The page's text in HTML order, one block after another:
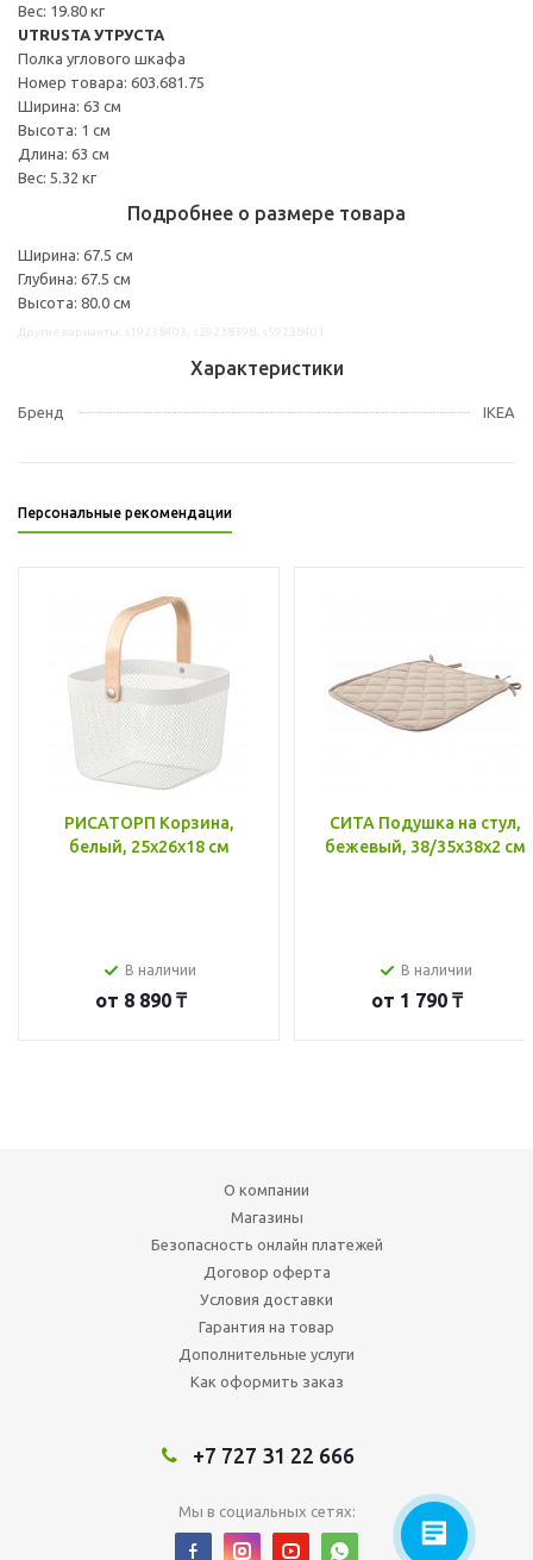
Вес: 19.80 кг
UTRUSTA УТРУСТА
Полка углового шкафа
Номер товара: 603.681.75
Ширина: 63 см
Высота: 1 см
Длина: 63 см
Вес: 5.32 кг
Подробнее о размере товара
Ширина: 67.5 см
Глубина: 67.5 см
Высота: 80.0 см
Характеристики
Бренд IKEA
Персональные рекомендации
РИСАТОРП Корзина,
белый, 25x26x18 см
В наличии
от 8 890 ₸
СИТА Подушка на стул,
бежевый, 38/35x38x2 см
В наличии
от 1 790 ₸
О компании
Магазины
Безопасность онлайн платежей
Договор оферта
Условия доставки
Гарантия на товар
Дополнительные услуги
Как оформить заказ
+7 727 31 22 666
Мы в социальных сетях: